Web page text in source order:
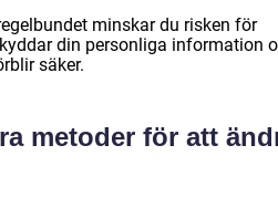
minskar du risken för
din personliga information
säker.
metoder för att